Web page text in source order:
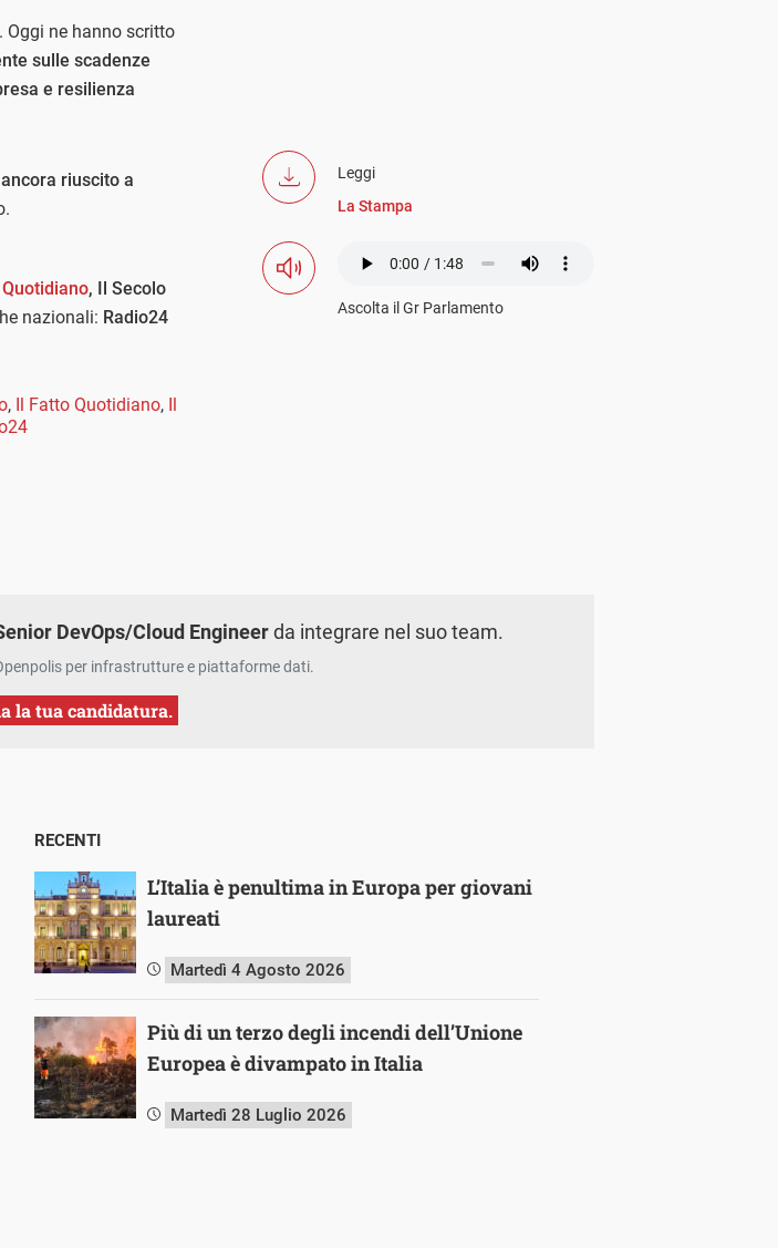
. Oggi ne hanno scritto
sulle scadenze
e resilienza
Leggi
La Stampa
riuscito a
Ascolta il Gr Parlamento
, Il Secolo
nazionali: Radio24
, Il Fatto Quotidiano, Il
DevOps/Cloud Engineerda integrare nel suo team.
per infrastrutture e piattaforme dati.
la tua candidatura.
RECENTI
L’Italia è penultima in Europa per giovani
laureati
Martedì 4 Agosto 2026
Più di un terzo degli incendi dell’Unione
Europea è divampato in Italia
Martedì 28 Luglio 2026